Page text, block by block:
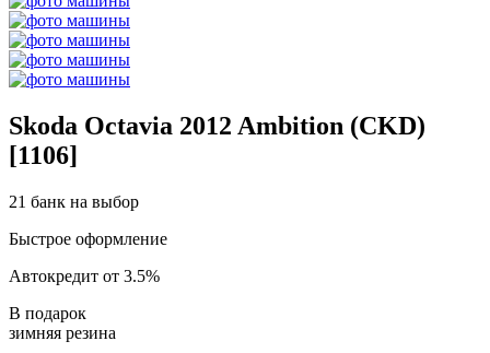
Skoda Octavia 2012 Ambition (CKD)
[1106]
21 банк на выбор
Быстрое оформление
Автокредит от 3.5%
В подарок
зимняя резина